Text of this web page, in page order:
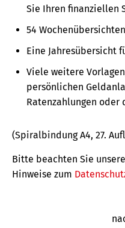
Sie Ihren finanziellen
54
Eine Jahresübersicht
Viele weitere
persönlichen
Ratenzahlungen oder
(Spiralbindung A4, 27.
Bitte beachten Sie unsere
Hinweise zum